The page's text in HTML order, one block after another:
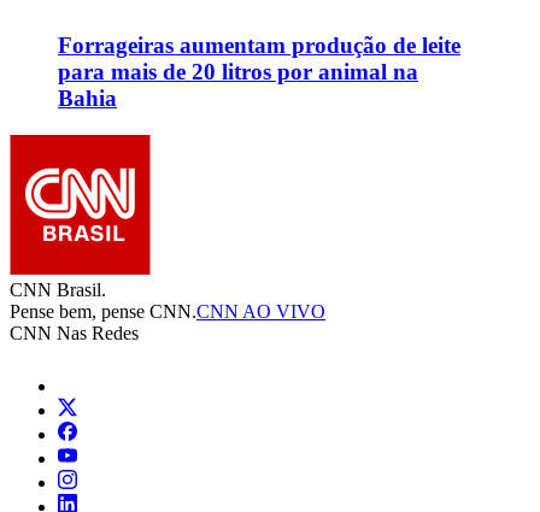
Forrageiras aumentam produção de leite
para mais de 20 litros por animal na
Bahia
CNN Brasil.
Pense bem, pense CNN.CNN AO VIVO
CNN Nas Redes